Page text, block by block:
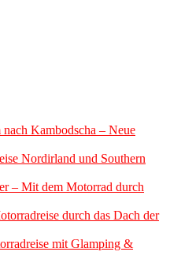
Kambodscha – Neue
Nordirland und Southern
– Mit dem Motorrad durch
durch das Dach der
mit Glamping &